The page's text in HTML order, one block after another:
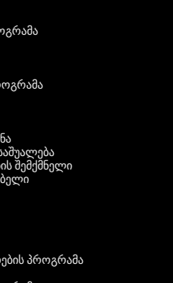
შემქმნელი
პროგრამა